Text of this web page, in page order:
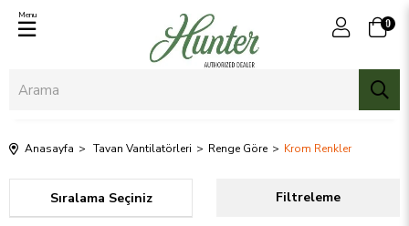
0
Menu
Anasayfa Tavan Vantilatörleri Renge Göre Krom Renkler
Filtreleme
Sıralama